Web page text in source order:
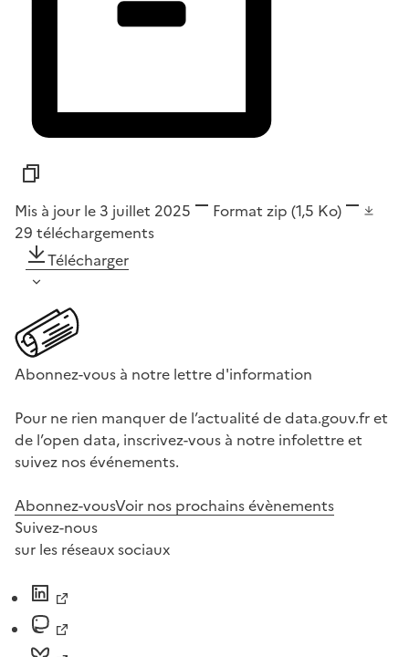
Mis à jour le 3 juillet 2025 Format zip (1,5 Ko)
29 téléchargements
Télécharger
Abonnez-vous à notre lettre d'information
Pour ne rien manquer de l’actualité de data.gouv.fr et
de l’open data, inscrivez-vous à notre infolettre et
suivez nos événements.
Abonnez-vousVoir nos prochains évènements
Suivez-nous
sur les réseaux sociaux